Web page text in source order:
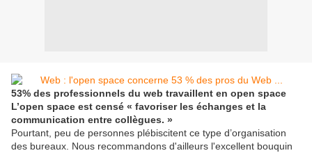
53% des professionnels du web travaillent en open space
L’open space est censé « favoriser les échanges et la
communication entre collègues. »
Pourtant, peu de personnes plébiscitent ce type d’organisation
des bureaux. Nous recommandons d'ailleurs l'excellent bouquin